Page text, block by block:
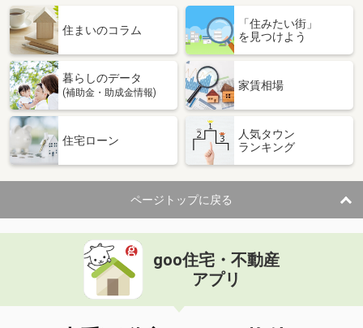
住まいのコラム
「住みたい街」
を見つけよう
暮らしのデータ
(補助金・助成金情報)
家賃相場
住宅ローン
人気タウン
ランキング
ページトップに戻る
goo住宅・不動産
アプリ